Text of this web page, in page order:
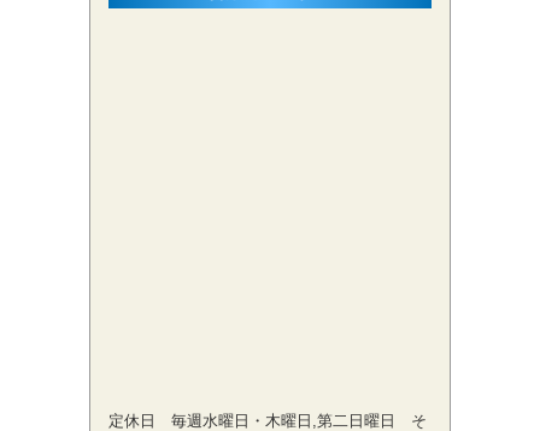
定休日 毎週水曜日・木曜日,第二日曜日 そ